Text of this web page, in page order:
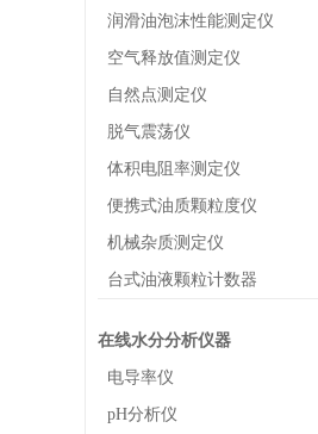
润滑油泡沫性能测定仪
空气释放值测定仪
自然点测定仪
脱气震荡仪
体积电阻率测定仪
便携式油质颗粒度仪
机械杂质测定仪
台式油液颗粒计数器
在线水分分析仪器
电导率仪
pH分析仪